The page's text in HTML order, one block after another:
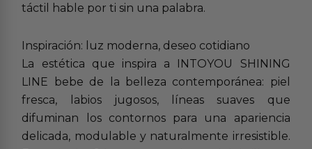
táctil hable por ti sin una palabra.
Inspiración: luz moderna, deseo cotidiano
La estética que inspira a INTOYOU SHINING
LINE bebe de la belleza contemporánea: piel
fresca, labios jugosos, líneas suaves que
difuminan los contornos para una apariencia
delicada, modulable y naturalmente irresistible.